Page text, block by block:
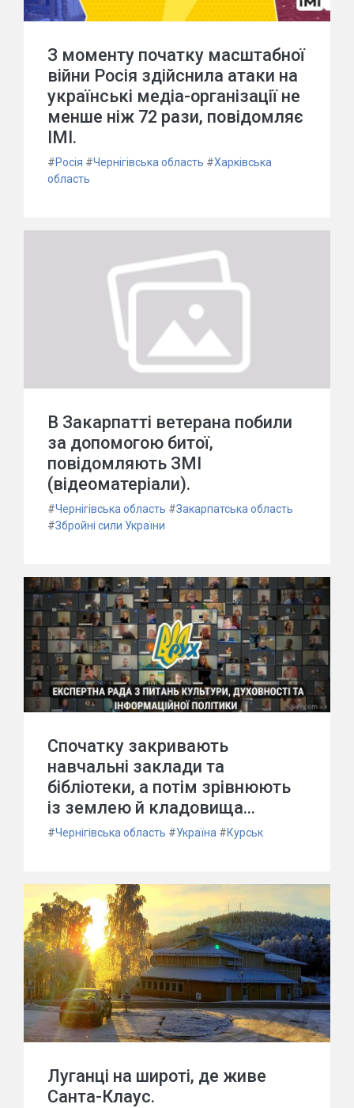
З моменту початку масштабної
війни Росія здійснила атаки на
українські медіа-організації не
менше ніж 72 рази, повідомляє
ІМІ.
#Росія #Чернігівська область #Харківська
область
В Закарпатті ветерана побили
за допомогою битої,
повідомляють ЗМІ
(відеоматеріали).
#Чернігівська область #Закарпатська область
#Збройні сили України
Спочатку закривають
навчальні заклади та
бібліотеки, а потім зрівнюють
із землею й кладовища...
#Чернігівська область #Україна #Курськ
Луганці на широті, де живе
Санта-Клаус.